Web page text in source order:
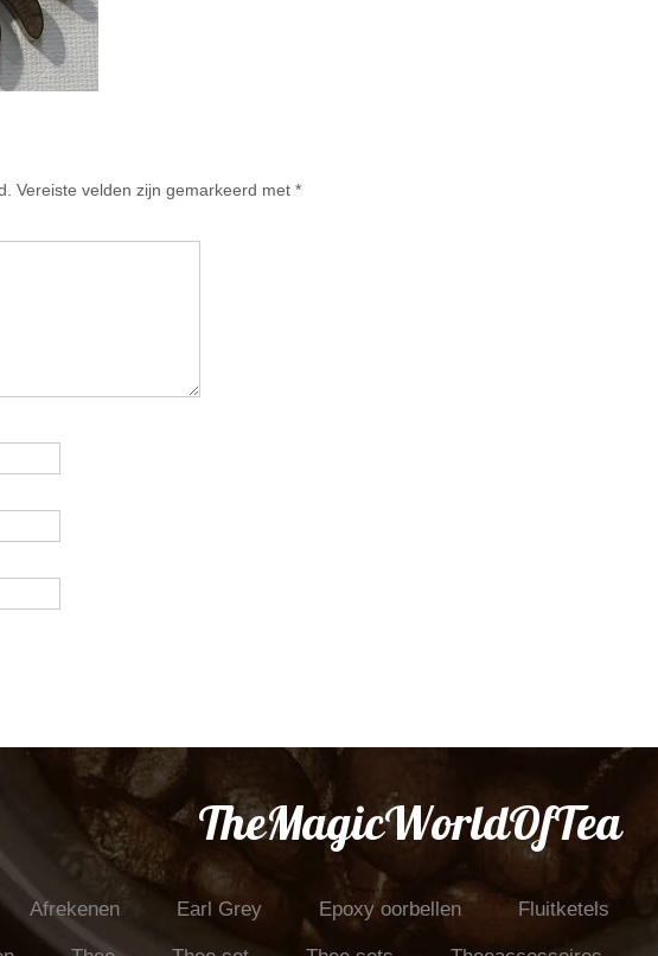
Vereiste velden zijn gemarkeerd met *
TheMagicWorldOfTea
Afrekenen Earl Grey Epoxy oorbellen Fluitketels